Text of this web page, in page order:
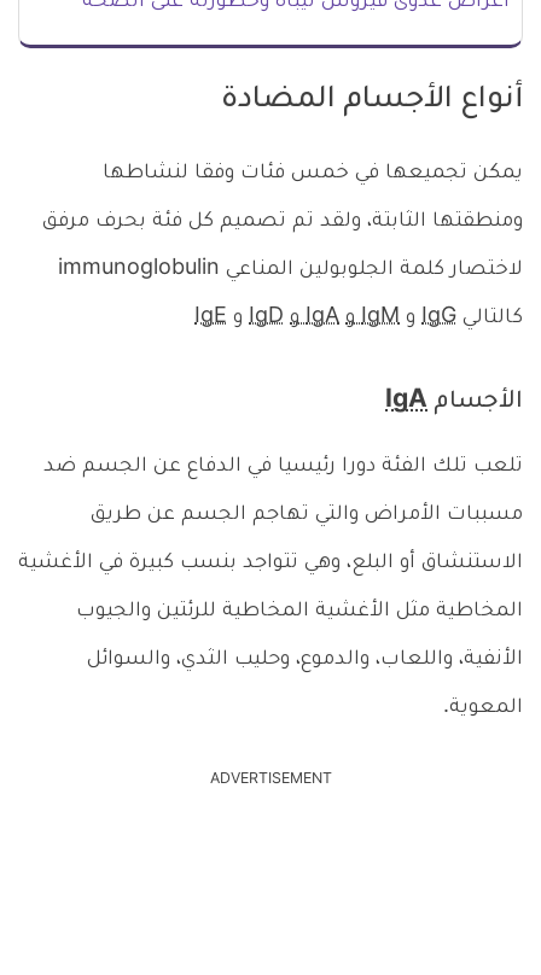
أنواع الأجسام المضادة
يمكن تجميعها في خمس فئات وفقا لنشاطها
ومنطقتها الثابتة، ولقد تم تصميم كل فئة بحرف مرفق
لاختصار كلمة الجلوبولين المناعي immunoglobulin
كالتالي IgG و IgM و IgA و IgD و IgE
الأجسام IgA
تلعب تلك الفئة دورا رئيسيا في الدفاع عن الجسم ضد
مسببات الأمراض والتي تهاجم الجسم عن طريق
الاستنشاق أو البلع، وهي تتواجد بنسب كبيرة في الأغشية
المخاطية مثل الأغشية المخاطية للرئتين والجيوب
الأنفية، واللعاب، والدموع، وحليب الثدي، والسوائل
المعوية.
ADVERTISEMENT